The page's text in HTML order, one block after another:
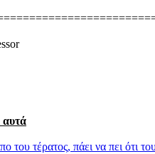
αυτά
του τέρατος, πάει να πει ότι